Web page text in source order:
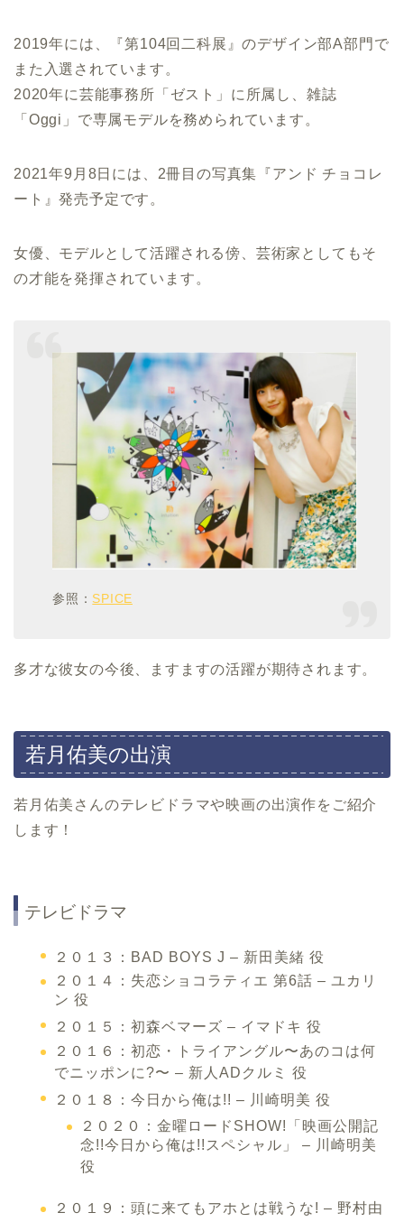
2019年には、『第104回二科展』のデザイン部A部門で
また入選されています。
2020年に芸能事務所「ゼスト」に所属し、雑誌
「Oggi」で専属モデルを務められています。
2021年9月8日には、2冊目の写真集『アンド チョコレ
ート』発売予定です。
女優、モデルとして活躍される傍、芸術家としてもそ
の才能を発揮されています。
参照： SPICE
多才な彼女の今後、ますますの活躍が期待されます。
若月佑美の出演
若月佑美さんのテレビドラマや映画の出演作をご紹介
します！
テレビドラマ
２０１３：BAD BOYS J – 新田美緒 役
２０１４：失恋ショコラティエ 第6話 – ユカリ
ン 役
２０１５：初森ベマーズ – イマドキ 役
２０１６：初恋・トライアングル〜あのコは何
でニッポンに?〜 – 新人ADクルミ 役
２０１８：今日から俺は!! – 川崎明美 役
２０２０：金曜ロードSHOW!「映画公開記
念!!今日から俺は!!スペシャル」 – 川崎明美
役
２０１９：頭に来てもアホとは戦うな! – 野村由